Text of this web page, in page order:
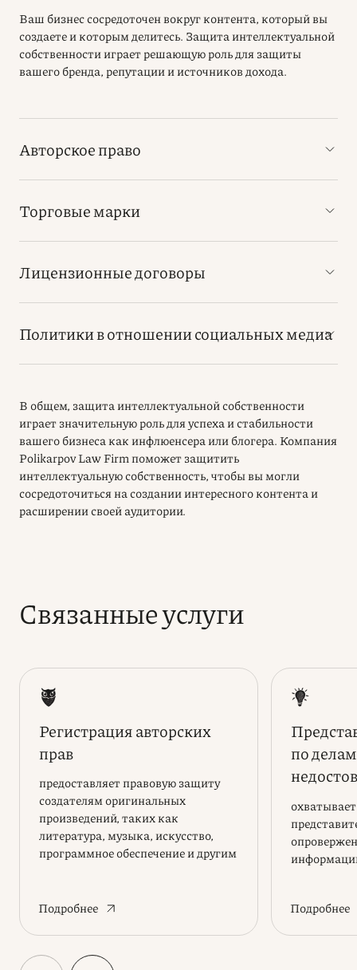
Ваш бизнес сосредоточен вокруг контента, который вы
создаете и которым делитесь. Защита интеллектуальной
собственности играет решающую роль для защиты
вашего бренда, репутации и источников дохода.
Авторское право
Торговые марки
Лицензионные договоры
Политики в отношении социальных медиа
В общем, защита интеллектуальной собственности
играет значительную роль для успеха и стабильности
вашего бизнеса как инфлюенсера или блогера. Компания
Polikarpov Law Firm поможет защитить
интеллектуальную собственность, чтобы вы могли
сосредоточиться на создании интересного контента и
расширении своей аудитории.
Связанные услуги
Регистрация авторских
прав
предоставляет правовую защиту
создателям оригинальных
произведений, таких как
литература, музыка, искусство,
программное обеспечение и другим
Подробнее
по
Подробнее